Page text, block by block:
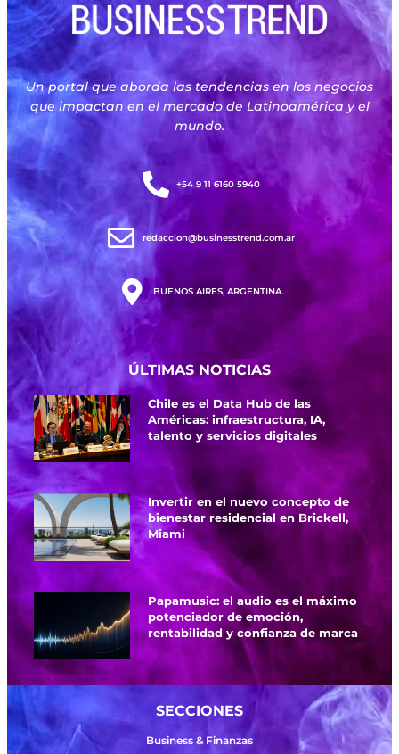
Un portal que aborda las tendencias en los negocios
que impactan en el mercado de Latinoamérica y el
mundo.
+54 9 11 6160 5940
redaccion@businesstrend.com.ar
BUENOS AIRES, ARGENTINA.
ÚLTIMAS NOTICIAS
Chile es el Data Hub de las
Américas: infraestructura, IA,
talento y servicios digitales
Invertir en el nuevo concepto de
bienestar residencial en Brickell,
Miami
Papamusic: el audio es el máximo
potenciador de emoción,
rentabilidad y confianza de marca
SECCIONES
Business & Finanzas